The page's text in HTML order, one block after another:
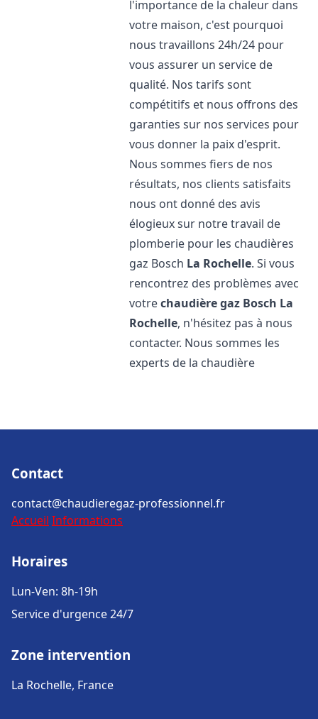
l'importance de la chaleur dans
votre maison, c'est pourquoi
nous travaillons 24h/24 pour
vous assurer un service de
qualité. Nos tarifs sont
compétitifs et nous offrons des
garanties sur nos services pour
vous donner la paix d'esprit.
Nous sommes fiers de nos
résultats, nos clients satisfaits
nous ont donné des avis
élogieux sur notre travail de
plomberie pour les chaudières
gaz Bosch La Rochelle. Si vous
rencontrez des problèmes avec
votrechaudière gaz Bosch La
Rochelle, n'hésitez pas à nous
contacter. Nous sommes les
experts de la chaudière
Contact
contact@chaudieregaz-professionnel.fr
Accueil Informations
Horaires
Lun-Ven: 8h-19h
Service d'urgence 24/7
Zone intervention
La Rochelle, France